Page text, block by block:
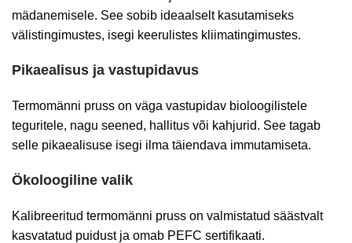
mädanemisele. See sobib ideaalselt kasutamiseks
välistingimustes, isegi keerulistes kliimatingimustes.
Pikaealisus ja vastupidavus
Termomänni pruss on väga vastupidav bioloogilistele
teguritele, nagu seened, hallitus või kahjurid. See tagab
selle pikaealisuse isegi ilma täiendava immutamiseta.
Ökoloogiline valik
Kalibreeritud termomänni pruss on valmistatud säästvalt
kasvatatud puidust ja omab PEFC sertifikaati.